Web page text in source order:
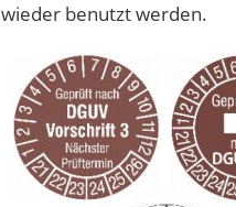
wieder benutzt werden.